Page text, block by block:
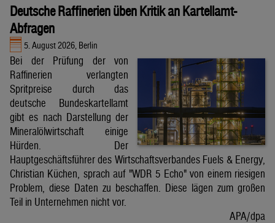
Deutsche Raffinerien üben Kritik an Kartellamt-
Abfragen
5. August 2026, Berlin
Bei der Prüfung der von
Raffinerien verlangten
Spritpreise durch das
deutsche Bundeskartellamt
gibt es nach Darstellung der
Mineralölwirtschaft einige
Hürden. Der
Hauptgeschäftsführer des Wirtschaftsverbandes Fuels & Energy,
Christian Küchen, sprach auf "WDR 5 Echo" von einem riesigen
Problem, diese Daten zu beschaffen. Diese lägen zum großen
Teil in Unternehmen nicht vor.
APA/dpa